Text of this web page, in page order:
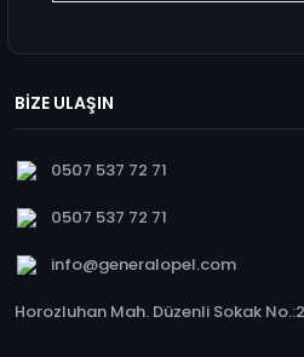
BİZE ULAŞIN
0507 537 72 71
0507 537 72 71
info@generalopel.com
Horozluhan Mah. Düzenli Sokak